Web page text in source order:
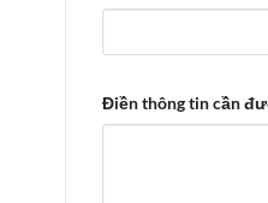
Điền thông tin cần